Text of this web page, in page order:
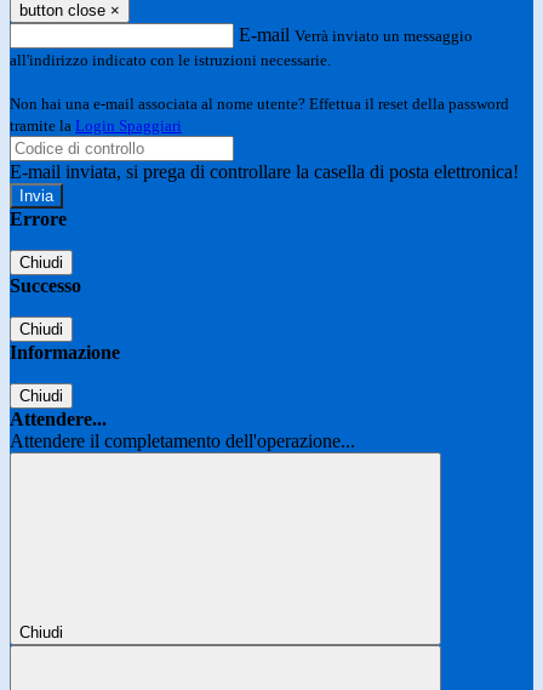
button close ×
E-mail Verrà inviato un messaggio
all'indirizzo indicato con le istruzioni necessarie.
Non hai una e-mail associata al nome utente? Effettua il reset della password
tramite la Login Spaggiari
E-mail inviata, si prega di controllare la casella di posta elettronica!
Errore
Chiudi
Successo
Chiudi
Informazione
Chiudi
Attendere...
Attendere il completamento dell'operazione...
Chiudi